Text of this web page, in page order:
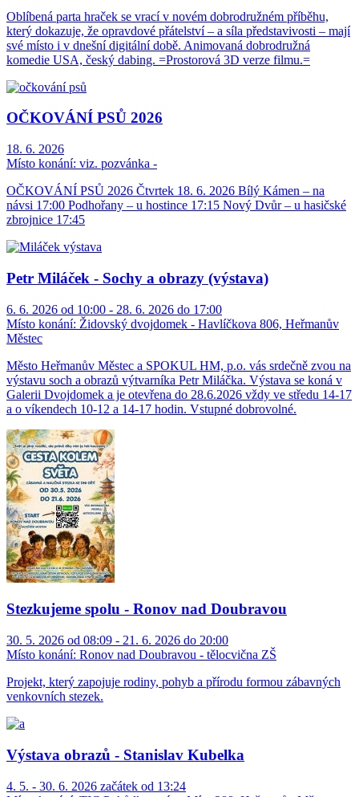
Oblíbená parta hraček se vrací v novém dobrodružném příběhu,
který dokazuje, že opravdové přátelství – a síla představivosti – mají
své místo i v dnešní digitální době. Animovaná dobrodružná
komedie USA, český dabing. =Prostorová 3D verze filmu.=
OČKOVÁNÍ PSŮ 2026
18. 6. 2026
Místo konání: viz. pozvánka -
OČKOVÁNÍ PSŮ 2026 Čtvrtek 18. 6. 2026 Bílý Kámen – na
návsi 17:00 Podhořany – u hostince 17:15 Nový Dvůr – u hasičské
zbrojnice 17:45
Petr Miláček - Sochy a obrazy (výstava)
6. 6. 2026 od 10:00 - 28. 6. 2026 do 17:00
Místo konání: Židovský dvojdomek - Havlíčkova 806, Heřmanův
Městec
Město Heřmanův Městec a SPOKUL HM, p.o. vás srdečně zvou na
výstavu soch a obrazů výtvarníka Petr Miláčka. Výstava se koná v
Galerii Dvojdomek a je otevřena do 28.6.2026 vždy ve středu 14-17
a o víkendech 10-12 a 14-17 hodin. Vstupné dobrovolné.
Stezkujeme spolu - Ronov nad Doubravou
30. 5. 2026 od 08:09 - 21. 6. 2026 do 20:00
Místo konání: Ronov nad Doubravou - tělocvična ZŠ
Projekt, který zapojuje rodiny, pohyb a přírodu formou zábavných
venkovních stezek.
Výstava obrazů - Stanislav Kubelka
4. 5. - 30. 6. 2026 začátek od 13:24